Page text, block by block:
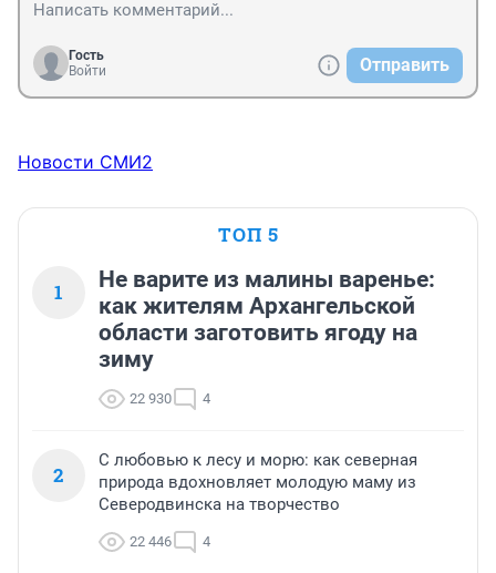
Гость
Войти
Отправить
Новости СМИ2
ТОП 5
1
Не варите из малины варенье:
как жителям Архангельской
области заготовить ягоду на
зиму
22 930 4
2
С любовью к лесу и морю: как северная
природа вдохновляет молодую маму из
Северодвинска на творчество
22 446 4